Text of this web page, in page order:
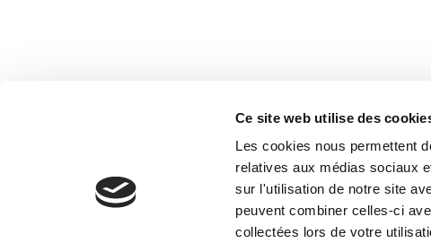
Ce site web utilise des
Les cookies nous permettent
relatives aux médias sociaux
sur l'utilisation de notre site
peuvent combiner celles-ci
collectées lors de votre